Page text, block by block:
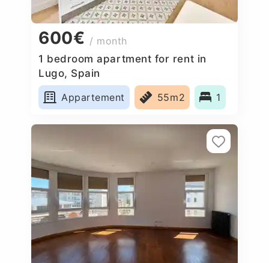
600€ / month
1 bedroom apartment for rent in
Lugo, Spain
Appartement
55m2 1